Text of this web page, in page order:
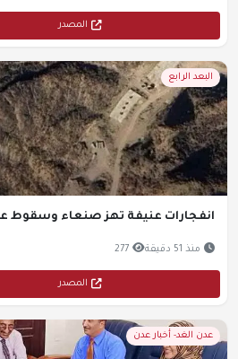
المصدر
البعد الرابع
انفجارات عنيفة تهز صنعاء وسقوط
منذ 51 دقيقة 277
المصدر
عدن الغد- أخبار عدن